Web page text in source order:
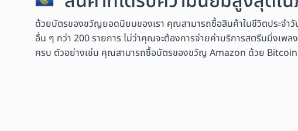
ด้วยบัตรของขวัญยอดนิยมของเรา คุณสามารถซื้อสินค้าในชีวิตประจำ
อื่น ๆ กว่า 200 รายการ ไม่ว่าคุณจะต้องการจ่ายค่าบริการสตรีมมิ่งเพล
ครบ ตัวอย่างเช่น คุณสามารถซื้อบัตรของขวัญ Amazon ด้วย